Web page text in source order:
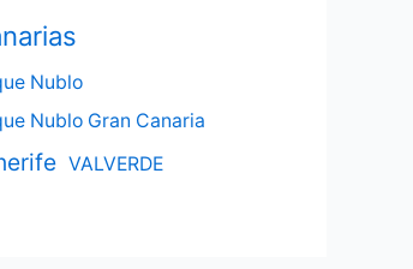
Nublo
Nublo Gran Canaria
VALVERDE